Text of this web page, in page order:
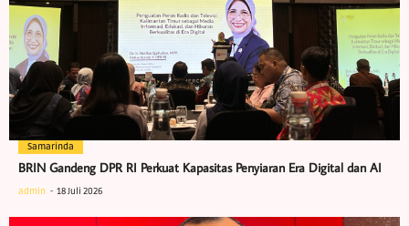
Samarinda
BRIN Gandeng DPR RI Perkuat Kapasitas Penyiaran Era Digital dan AI
admin 18 Juli 2026